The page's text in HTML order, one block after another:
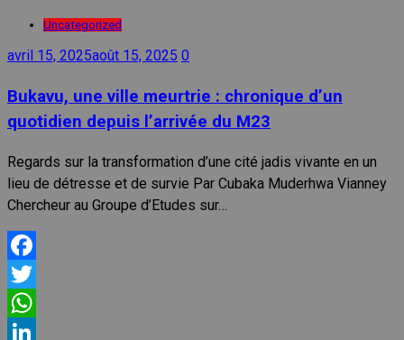
Uncategorized
avril 15, 2025août 15, 2025 0
Bukavu, une ville meurtrie : chronique d’un
quotidien depuis l’arrivée du M23
Regards sur la transformation d’une cité jadis vivante en un
lieu de détresse et de survie Par Cubaka Muderhwa Vianney
Chercheur au Groupe d’Etudes sur…
Facebook
Twitter
WhatsApp